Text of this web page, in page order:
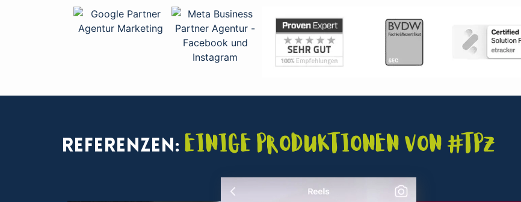
Referenzen: Einige Produktionen von #TPZ